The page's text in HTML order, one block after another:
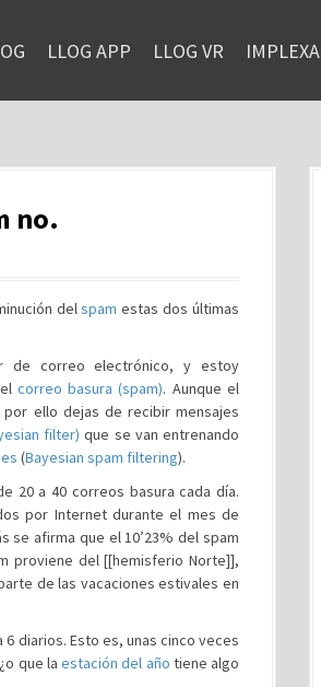
LLOG APP LLOG VR IMPLEXA
no.
delspam estas dos últimas
de correo electrónico, y estoy
correo basura (spam). Aunque el
por ello dejas de recibir mensajes
filter) que se van entrenando
(Bayesian spam filtering).
20 a 40 correos basura cada día.
por Internet durante el mes de
se afirma que el 10’23% del spam
proviene del [[hemisferio Norte]],
de las vacaciones estivales en
diarios. Esto es, unas cinco veces
que laestación del año tiene algo